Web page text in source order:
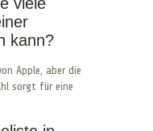
kann?
Apple, aber die
sorgt für eine